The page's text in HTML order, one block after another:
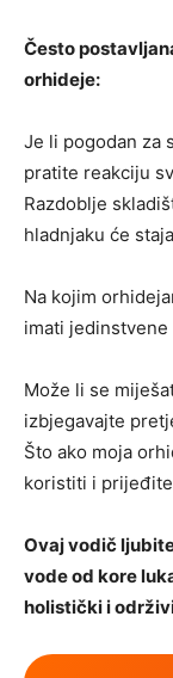
Često
orhideje:
Je li pogodan za
pratite reakciju
Razdoblje
hladnjaku će
Na kojim
imati
Može li se
izbjegavajte
Što ako moja
koristiti i
Ovaj vodič
vode od kore
holistički i